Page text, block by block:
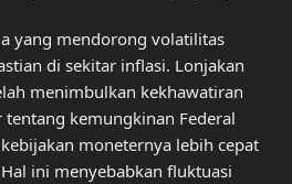
yang mendorong volatilitas
di sekitar inflasi. Lonjakan
menimbulkan kekhawatiran
kemungkinan Federal
moneternya lebih cepat
ini menyebabkan fluktuasi